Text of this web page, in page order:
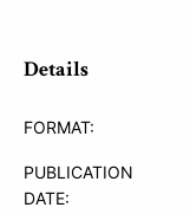
Details
FORMAT:
PUBLICATION
DATE: